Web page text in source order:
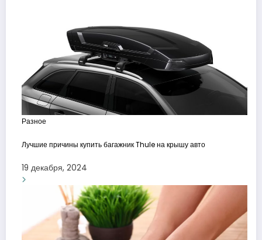
Разное
Лучшие причины купить багажник Thule на крышу авто
19 декабря, 2024